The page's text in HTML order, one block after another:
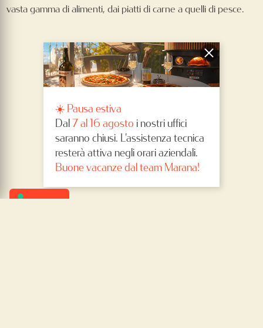
vasta gamma di alimenti, dai piatti di carne a quelli di pesce.
Scegli il tuoforno per pizzacon Marana.
☀️ Pausa estiva
Dal 7 al 16 agosto i nostri uffici
saranno chiusi. L'assistenza tecnica
resterà attiva negli orari aziendali.
Buone vacanze dal team Marana!